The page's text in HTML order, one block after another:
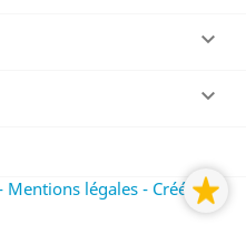


Mentions légales - Créé et